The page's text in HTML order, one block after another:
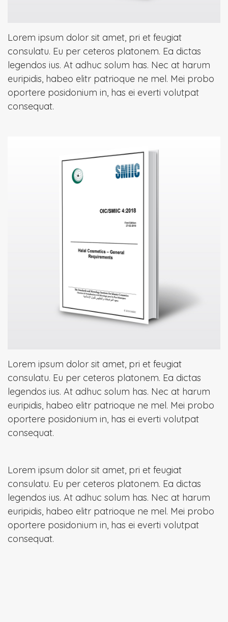
Lorem ipsum dolor sit amet, pri et feugiat
consulatu. Eu per ceteros platonem. Ea dictas
legendos ius. At adhuc solum has. Nec at harum
euripidis, habeo elitr patrioque ne mel. Mei probo
oportere posidonium in, has ei everti volutpat
consequat.
Lorem ipsum dolor sit amet, pri et feugiat
consulatu. Eu per ceteros platonem. Ea dictas
legendos ius. At adhuc solum has. Nec at harum
euripidis, habeo elitr patrioque ne mel. Mei probo
oportere posidonium in, has ei everti volutpat
consequat.
Lorem ipsum dolor sit amet, pri et feugiat
consulatu. Eu per ceteros platonem. Ea dictas
legendos ius. At adhuc solum has. Nec at harum
euripidis, habeo elitr patrioque ne mel. Mei probo
oportere posidonium in, has ei everti volutpat
consequat.